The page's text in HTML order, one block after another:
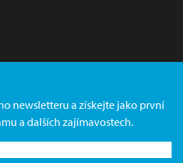
newsletteru a získejte jako první
a dalších zajímavostech.